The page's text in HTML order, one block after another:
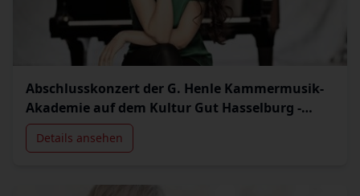
Abschlusskonzert der G. Henle Kammermusik-
Akademie auf dem Kultur Gut Hasselburg -
Künstlerische Leitung: Olga Scheps (Klavier)
Details ansehen